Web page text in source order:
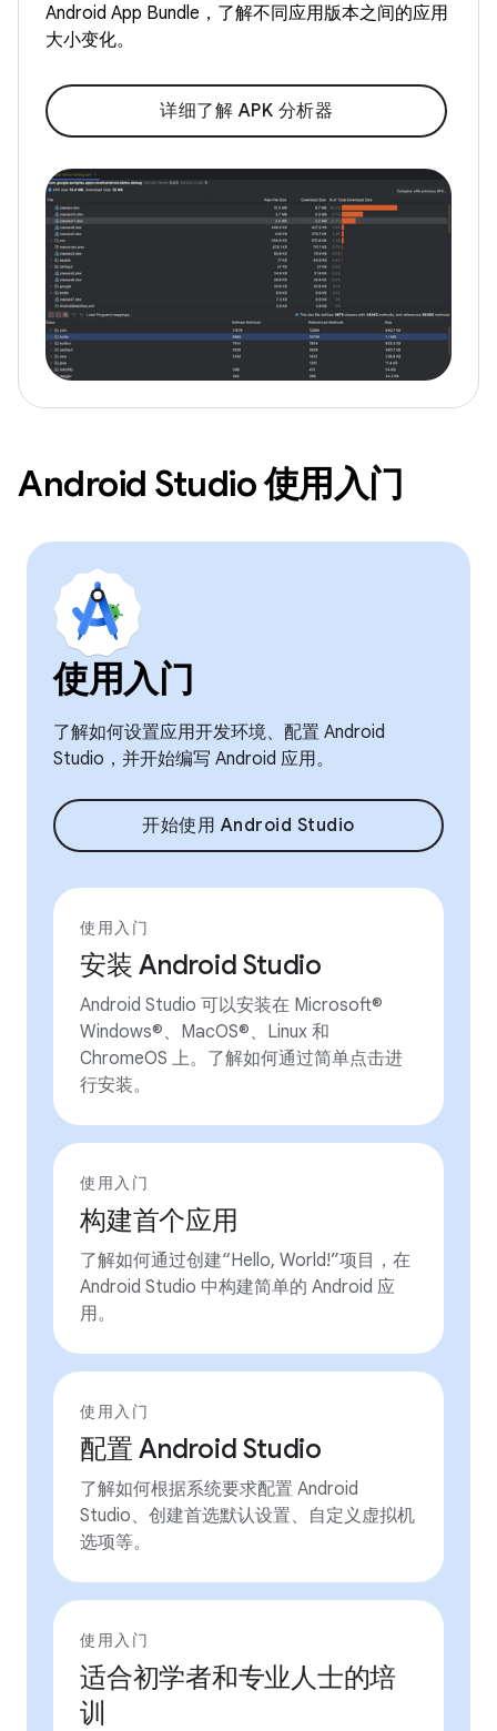
Android App Bundle，了解不同应用版本之间的应用
大小变化。
详细了解 APK 分析器
Android Studio 使用入门
使用入门
了解如何设置应用开发环境、配置 Android
Studio，并开始编写 Android 应用。
开始使用 Android Studio
使用入门
安装 Android Studio
Android Studio 可以安装在 Microsoft®
Windows®、MacOS®、Linux 和
ChromeOS 上。了解如何通过简单点击进
行安装。
使用入门
构建首个应用
了解如何通过创建“Hello, World!”项目，在
Android Studio 中构建简单的 Android 应
用。
使用入门
配置 Android Studio
了解如何根据系统要求配置 Android
Studio、创建首选默认设置、自定义虚拟机
选项等。
使用入门
适合初学者和专业人士的培
训